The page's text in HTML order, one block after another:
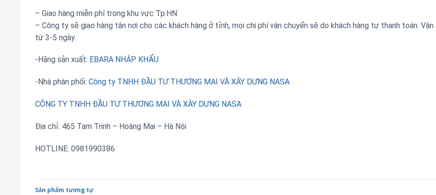
– Giao hàng miễn phí trong khu vực Tp.HN
– Công ty sẽ giao hàng tận nơi cho các khách hàng ở tỉnh, mọi chi phí vận chuyển sẽ do khách hàng tự thanh toán. Vận
từ 3-5 ngày.
-Hãng sản xuất: EBARA NHẬP KHẨU
-Nhà phân phối: Công ty TNHH ĐẦU TƯ THƯƠNG MẠI VÀ XÂY DỰNG NASA
CÔNG TY TNHH ĐẦU TƯ THƯƠNG MẠI VÀ XÂY DỰNG NASA
Địa chỉ: 465 Tam Trinh – Hoàng Mai – Hà Nội
HOTLINE: 0981990386
Sản phẩm tương tự